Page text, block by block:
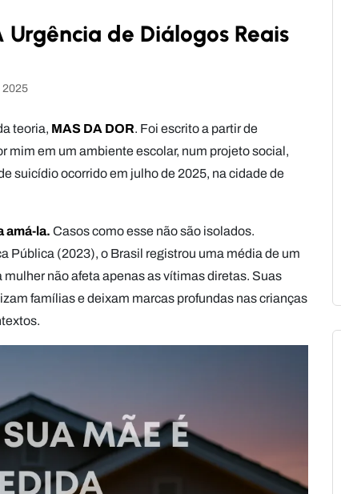
Urgência de Diálogos Reais
2025
teoria, MAS DA DOR. Foi escrito a partir de
mim em um ambiente escolar, num projeto social,
suicídio ocorrido em julho de 2025, na cidade de
amá-la. Casos como esse não são isolados.
Pública (2023), o Brasil registrou uma média de um
não afeta apenas as vítimas diretas. Suas
famílias e deixam marcas profundas nas crianças